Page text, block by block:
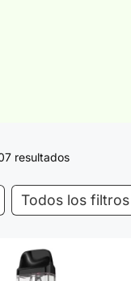
resultados
Todos los filtros